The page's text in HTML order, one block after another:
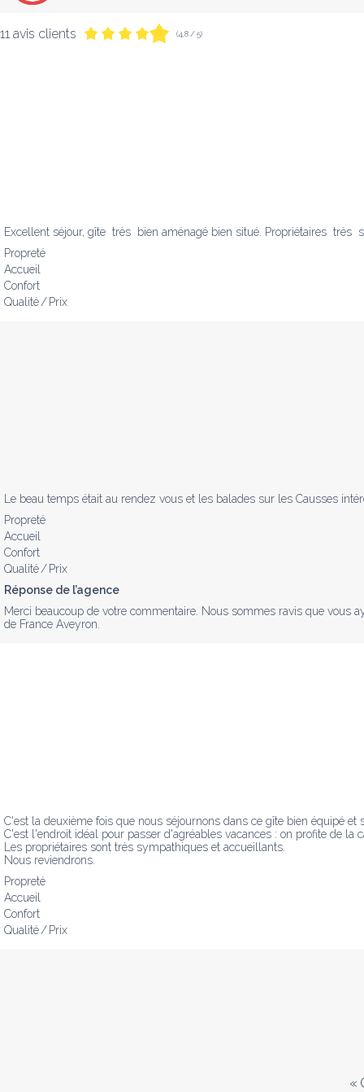
11 avis clients (4,8 / 5)
Excellent séjour, gîte  très  bien aménagé bien situé. Propriétaires  très
Propreté
Accueil
Confort
Qualité / Prix
Le beau temps était au rendez vous et les balades sur les Causses
Propreté
Accueil
Confort
Qualité / Prix
Réponse de l’agence
Merci beaucoup de votre commentaire. Nous sommes ravis que vous
de France Aveyron.
C'est la deuxième fois que nous séjournons dans ce gîte bien équipé
C'est l'endroit idéal pour passer d'agréables vacances : on profite de la
Les propriétaires sont très sympathiques et accueillants.
Nous reviendrons.
Propreté
Accueil
Confort
Qualité / Prix
«